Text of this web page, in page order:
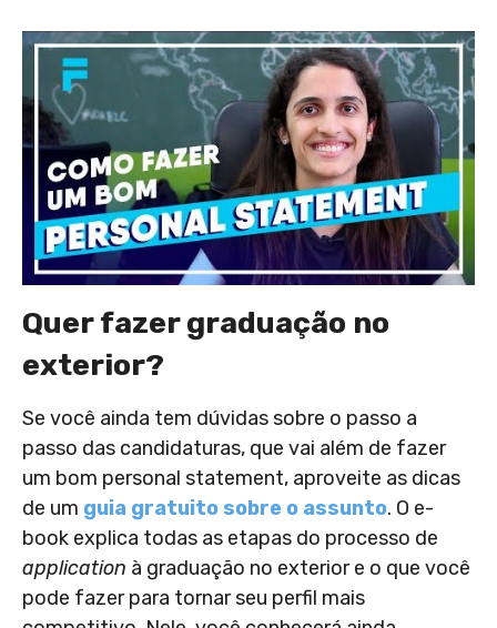
Quer fazer graduação no
exterior?
Se você ainda tem dúvidas sobre o passo a
passo das candidaturas, que vai além de fazer
um bom personal statement, aproveite as dicas
de um guia gratuito sobre o assunto. O e-
book explica todas as etapas do processo de
application à graduação no exterior e o que você
pode fazer para tornar seu perfil mais